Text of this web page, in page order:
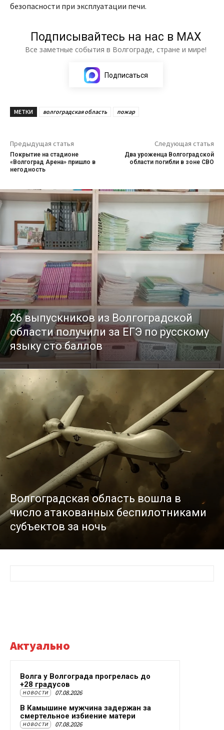
безопасности при эксплуатации печи.
Подписывайтесь на нас в МАХ
Все заметные события в Волгограде, стране и мире!
Подписаться
МЕТКИ волгоградская область пожар
Предыдущая статья
Покрытие на стадионе
«Волгоград Арена» пришло в
негодность
Следующая статья
Два уроженца Волгоградской
области погибли в зоне СВО
26 выпускников из Волгоградской
области получили за ЕГЭ по русскому
языку сто баллов
Волгоградская область вошла в
число атакованных беспилотниками
субъектов за ночь
Актуально
Волга у Волгограда прогрелась до
+28 градусов
НОВОСТИ 07.08.2026
В Камышине мужчина задержан за
смертельное избиение матери
НОВОСТИ 07.08.2026